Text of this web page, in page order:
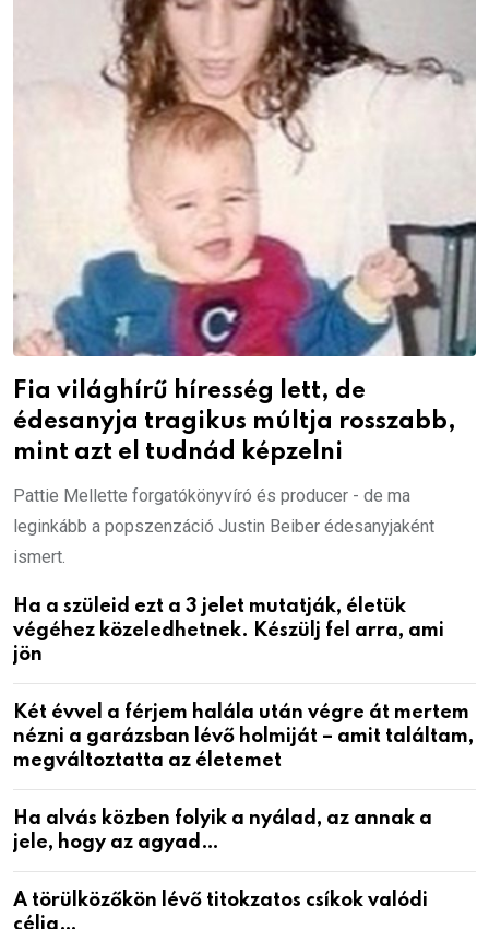
Fia világhírű híresség lett, de
édesanyja tragikus múltja rosszabb,
mint azt el tudnád képzelni
Pattie Mellette forgatókönyvíró és producer - de ma
leginkább a popszenzáció Justin Beiber édesanyjaként
ismert.
Ha a szüleid ezt a 3 jelet mutatják, életük
végéhez közeledhetnek. Készülj fel arra, ami
jön
Két évvel a férjem halála után végre át mertem
nézni a garázsban lévő holmiját – amit találtam,
megváltoztatta az életemet
Ha alvás közben folyik a nyálad, az annak a
jele, hogy az agyad…
A törülközőkön lévő titokzatos csíkok valódi
célja…